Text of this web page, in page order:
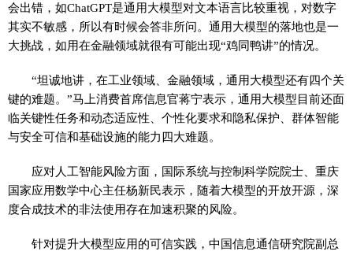
会出错，如ChatGPT是通用大模型对文本语言比较重视，对数字
其实不敏感，所以有时候会答非所问。通用大模型的落地也是一
大挑战，如用在金融领域就很有可能出现“鸡同鸭讲”的情况。
“坦诚地讲，在工业领域、金融领域，通用大模型还有四个关
键的难题。”马上消费首席信息官蒋宁表示，通用大模型目前还面
临关键性任务和动态适应性、个性化要求和隐私保护、群体智能
与安全可信和基础设施的能力四大难题。
应对人工智能风险方面，国际系统与控制科学院院士、重庆
国家应用数学中心主任杨新民表示，随着大模型的开放开源，深
度合成技术的非法使用存在加速积聚的风险。
针对提升大模型应用的可信实践，中国信息通信研究院副总